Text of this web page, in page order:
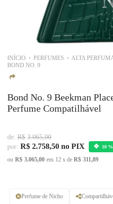
INÍCIO PERFUMES ALTA
BOND NO. 9
Bond No. 9 Beekman
Perfume Compatilhável
de: R$ 3.065,00
por: R$ 2.758,50 no PIX 10
ou R$ 3.065,00 em 12 x de R$ 311,89
Perfume de Nicho